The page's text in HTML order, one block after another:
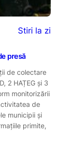
Stiri la zi
presă
de colectare
2 HAȚEG și 3
monitorizării
de
municipii și
primite,